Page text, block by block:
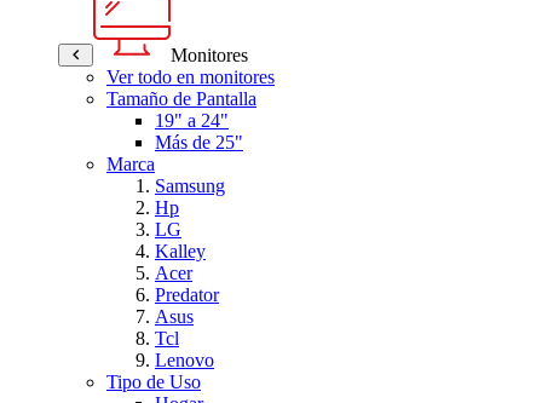
Monitores
Ver todo en monitores
Tamaño de Pantalla
19" a 24"
Más de 25"
Marca
Samsung
Hp
LG
Kalley
Acer
Predator
Asus
Tcl
Lenovo
Tipo de Uso